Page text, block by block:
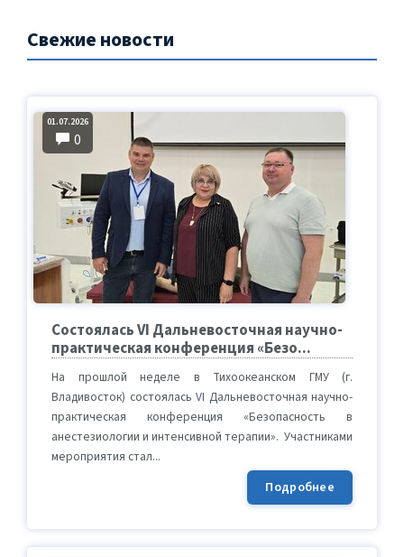
Свежие новости
01.07.2026
0
Состоялась VI Дальневосточная научно-
практическая конференция «Безо...
На прошлой неделе в Тихоокеанском ГМУ (г.
Владивосток) состоялась VI Дальневосточная научно-
практическая конференция «Безопасность в
анестезиологии и интенсивной терапии». Участниками
мероприятия стал...
Подробнее